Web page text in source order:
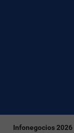
Infonegocios 2026